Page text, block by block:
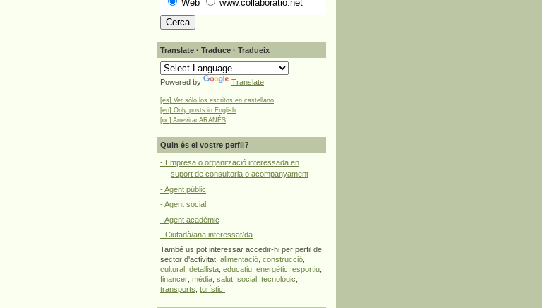
Web
www.collaboratio.net
Translate · Traduce · Tradueix
Powered by Translate
[es] Ver sólo los escritos en castellano
[en] Only posts in English
[oc] Arrevirar ARANÉS
Quin és el vostre perfil?
- Empresa o organització interessada en
suport de consultoria o acompanyament
- Agent públic
- Agent social
- Agent acadèmic
- Ciutadà/ana interessat/da
També us pot interessar accedir-hi per perfil de
sector d'activitat: alimentació construcció
cultural detallista educatiu energètic esportiu
financer mèdia salut social tecnològic
transports turístic.